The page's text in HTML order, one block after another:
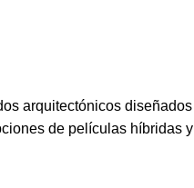
arquitectónicos diseñados
de películas híbridas y